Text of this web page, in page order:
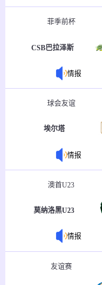
菲季前杯
CSB巴拉泽斯
情报
球会友谊
埃尔塔
情报
澳首U23
莫纳洛黑U23
情报
友谊赛